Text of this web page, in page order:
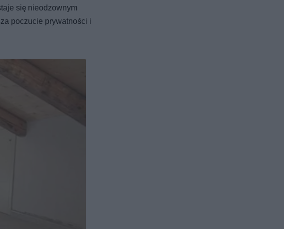
się nieodzownym
poczucie prywatności i